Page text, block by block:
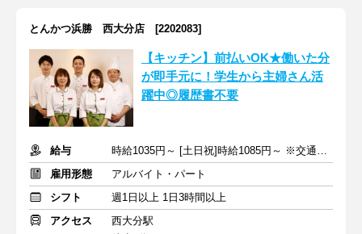
とんかつ浜勝 西大分店 [2202083]
【キッチン】前払いOK★働いた分
が即手元に！学生から主婦さん活
躍中◎履歴書不要
給与
時給1035円～ [土日祝]時給1085円～ ※交通費全額支給
雇用形態
アルバイト・パート
シフト
週1日以上 1日3時間以上
アクセス
西大分駅